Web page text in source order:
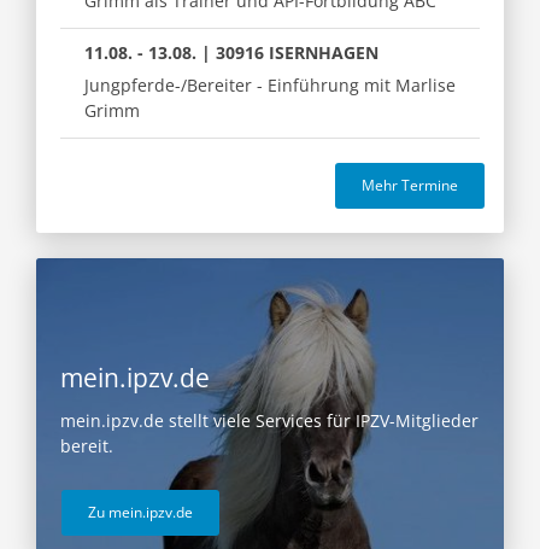
11.08. - 13.08. | 30916 ISERNHAGEN
Jungpferde-/Bereiter - Einführung mit Marlise
Grimm
Mehr Termine
mein.ipzv.de
mein.ipzv.de stellt viele Services für IPZV-Mitglieder
bereit.
Zu mein.ipzv.de